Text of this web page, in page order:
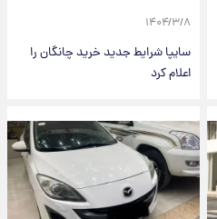
۱۴۰۴/۳/۸
سایپا شرایط جدید خرید چانگان را
اعلام کرد